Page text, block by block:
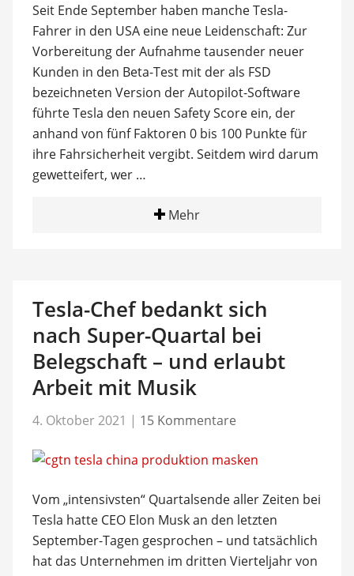
Seit Ende September haben manche Tesla-
Fahrer in den USA eine neue Leidenschaft: Zur
Vorbereitung der Aufnahme tausender neuer
Kunden in den Beta-Test mit der als FSD
bezeichneten Version der Autopilot-Software
führte Tesla den neuen Safety Score ein, der
anhand von fünf Faktoren 0 bis 100 Punkte für
ihre Fahrsicherheit vergibt. Seitdem wird darum
gewetteifert, wer …
Mehr
Tesla-Chef bedankt sich
nach Super-Quartal bei
Belegschaft – und erlaubt
Arbeit mit Musik
4. Oktober 2021 | 15 Kommentare
Vom „intensivsten“ Quartalsende aller Zeiten bei
Tesla hatte CEO Elon Musk an den letzten
September-Tagen gesprochen – und tatsächlich
hat das Unternehmen im dritten Vierteljahr von